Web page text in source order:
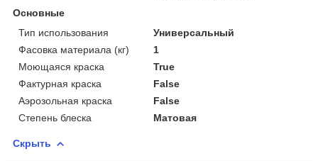
Основные
Тип использования
Универсальный
Фасовка материала (кг)
1
Моющаяся краска
True
Фактурная краска
False
Аэрозольная краска
False
Степень блеска
Матовая
Скрыть